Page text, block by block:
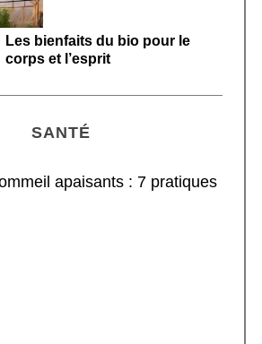
Les bienfaits du bio pour le
corps et l’esprit
SANTÉ